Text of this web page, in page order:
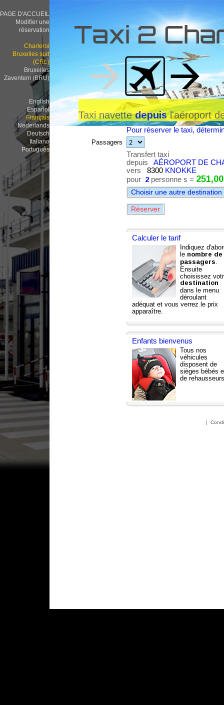
PAGE D'ACCUEIL
Modifier une
réservation
Charleroi
Bruxelles sud
(CRL)
Bruxelles
Zaventem (BRU)
English
Español
Français
Nederlands
Deutsch
Italiano
Português
Taxi 2
Taxi navettedepuisl'aéroport
Pour réserver le taxi,
Passagers
Transfert taxi
depuis AÉROPORT DE
vers 8300 KNOKKE
pour 2 personne s =
Calculer le tarif
Indiquez
le nombre de
passagers
Ensuite
choisissez
destination
dans le menu
déroulant
adéquat et vous verrez le prix
apparaître.
Enfants bienvenus
Tous nos
véhicules
disposent de
sièges bébés
de rehausseurs
|